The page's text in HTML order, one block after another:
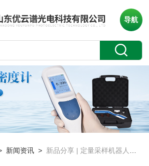
导航
新闻资讯 > 新品分享 | 定量采样机器人：专业空调通风系统采样检测